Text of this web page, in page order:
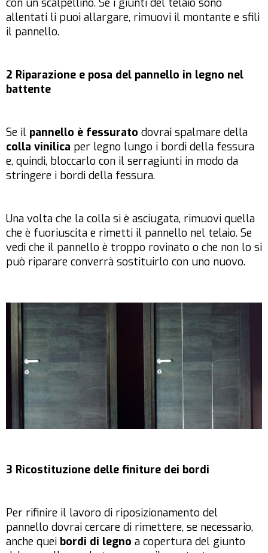
allentati li puoi allargare, rimuovi il montante e sfili
il pannello.
2 Riparazione e posa del pannello in legno nel
battente
Se il pannello è fessurato dovrai spalmare della
colla vinilica per legno lungo i bordi della fessura
e, quindi, bloccarlo con il serragiunti in modo da
stringere i bordi della fessura.
Una volta che la colla si è asciugata, rimuovi quella
che è fuoriuscita e rimetti il pannello nel telaio. Se
vedi che il pannello è troppo rovinato o che non lo si
può riparare converrà sostituirlo con uno nuovo.
3 Ricostituzione delle finiture dei bordi
Per rifinire il lavoro di riposizionamento del
pannello dovrai cercare di rimettere, se necessario,
anche quei bordi di legno a copertura del giunto